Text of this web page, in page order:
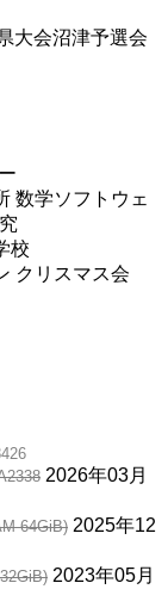
大会沼津予選会
数学ソフトウェ
校
クリスマス会
2026年03月
64GiB) 2025年12
2023年05月